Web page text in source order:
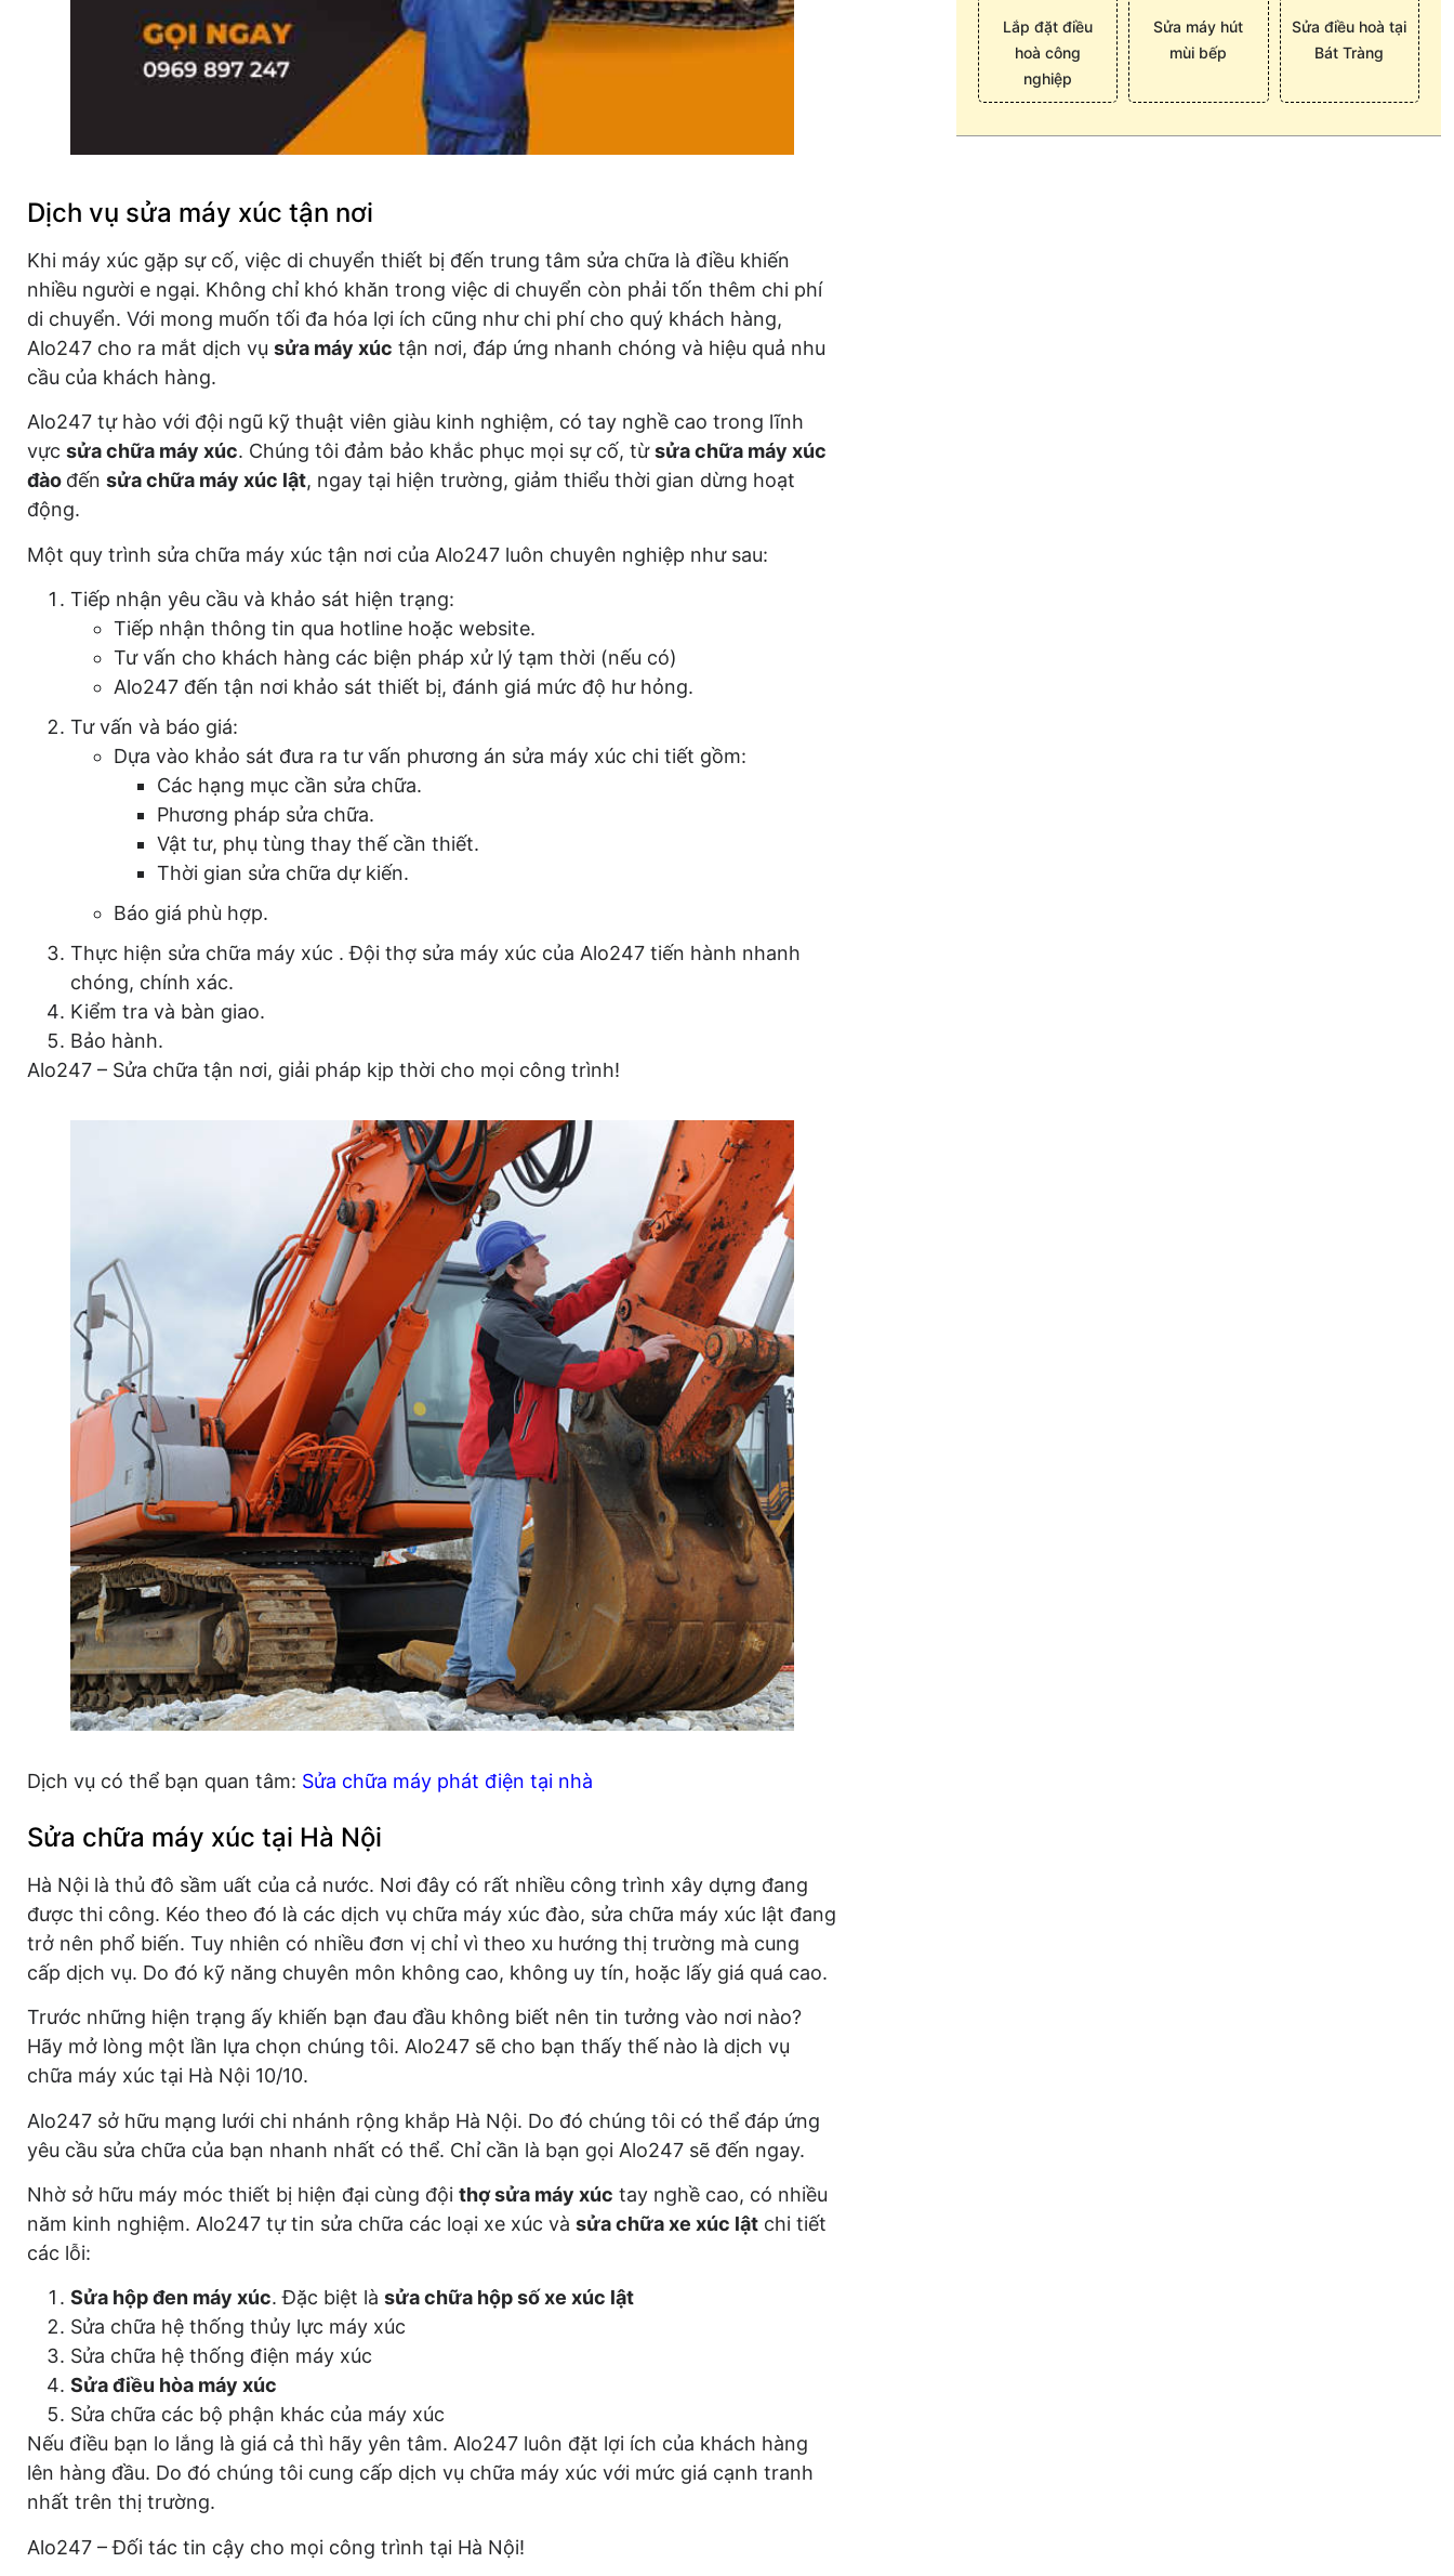
Dịch vụ sửa máy xúc tận nơi
Khi máy xúc gặp sự cố, việc di chuyển thiết bị đến trung tâm sửa chữa là điều khiến
nhiều người e ngại. Không chỉ khó khăn trong việc di chuyển còn phải tốn thêm chi phí
di chuyển. Với mong muốn tối đa hóa lợi ích cũng như chi phí cho quý khách hàng,
Alo247 cho ra mắt dịch vụ sửa máy xúc tận nơi, đáp ứng nhanh chóng và hiệu quả nhu
cầu của khách hàng.
Alo247 tự hào với đội ngũ kỹ thuật viên giàu kinh nghiệm, có tay nghề cao trong lĩnh
vực sửa chữa máy xúc. Chúng tôi đảm bảo khắc phục mọi sự cố, từsửa chữa máy xúc
đào đến sửa chữa máy xúc lật, ngay tại hiện trường, giảm thiểu thời gian dừng hoạt
động.
Một quy trình sửa chữa máy xúc tận nơi của Alo247 luôn chuyên nghiệp như sau:
Tiếp nhận yêu cầu và khảo sát hiện trạng:
Tiếp nhận thông tin qua hotline hoặc website.
Tư vấn cho khách hàng các biện pháp xử lý tạm thời (nếu có)
Alo247 đến tận nơi khảo sát thiết bị, đánh giá mức độ hư hỏng.
Tư vấn và báo giá:
Dựa vào khảo sát đưa ra tư vấn phương án sửa máy xúc chi tiết gồm:
Các hạng mục cần sửa chữa.
Phương pháp sửa chữa.
Vật tư, phụ tùng thay thế cần thiết.
Thời gian sửa chữa dự kiến.
Báo giá phù hợp.
Thực hiện sửa chữa máy xúc . Đội thợ sửa máy xúc của Alo247 tiến hành nhanh
chóng, chính xác.
Kiểm tra và bàn giao.
Bảo hành.
Alo247 – Sửa chữa tận nơi, giải pháp kịp thời cho mọi công trình!
Dịch vụ có thể bạn quan tâm: Sửa chữa máy phát điện tại nhà
Sửa chữa máy xúc tại Hà Nội
Hà Nội là thủ đô sầm uất của cả nước. Nơi đây có rất nhiều công trình xây dựng đang
được thi công. Kéo theo đó là các dịch vụ chữa máy xúc đào, sửa chữa máy xúc lật đang
trở nên phổ biến. Tuy nhiên có nhiều đơn vị chỉ vì theo xu hướng thị trường mà cung
cấp dịch vụ. Do đó kỹ năng chuyên môn không cao, không uy tín, hoặc lấy giá quá cao.
Trước những hiện trạng ấy khiến bạn đau đầu không biết nên tin tưởng vào nơi nào?
Hãy mở lòng một lần lựa chọn chúng tôi. Alo247 sẽ cho bạn thấy thế nào là dịch vụ
chữa máy xúc tại Hà Nội 10/10.
Alo247 sở hữu mạng lưới chi nhánh rộng khắp Hà Nội. Do đó chúng tôi có thể đáp ứng
yêu cầu sửa chữa của bạn nhanh nhất có thể. Chỉ cần là bạn gọi Alo247 sẽ đến ngay.
Nhờ sở hữu máy móc thiết bị hiện đại cùng đội thợ sửa máy xúc tay nghề cao, có nhiều
năm kinh nghiệm. Alo247 tự tin sửa chữa các loại xe xúc và sửa chữa xe xúc lật chi tiết
các lỗi:
Sửa hộp đen máy xúc. Đặc biệt là sửa chữa hộp số xe xúc lật
Sửa chữa hệ thống thủy lực máy xúc
Sửa chữa hệ thống điện máy xúc
Sửa điều hòa máy xúc
Sửa chữa các bộ phận khác của máy xúc
Nếu điều bạn lo lắng là giá cả thì hãy yên tâm. Alo247 luôn đặt lợi ích của khách hàng
lên hàng đầu. Do đó chúng tôi cung cấp dịch vụ chữa máy xúc với mức giá cạnh tranh
nhất trên thị trường.
Alo247 – Đối tác tin cậy cho mọi công trình tại Hà Nội!
Lắp đặt điều
hoà công
nghiệp
Sửa máy hút
mùi bếp
Sửa điều hoà tại
Bát Tràng